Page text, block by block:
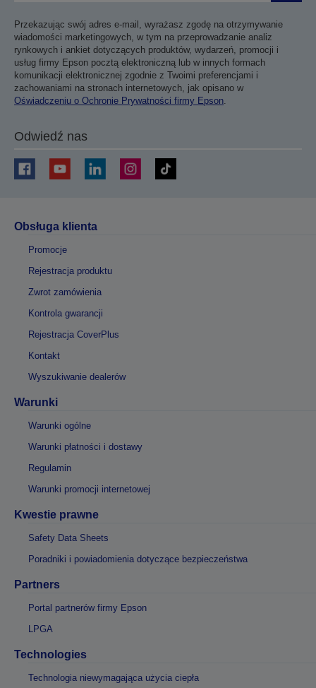
Przekazując swój adres e-mail, wyrażasz zgodę na otrzymywanie
wiadomości marketingowych, w tym na przeprowadzanie analiz
rynkowych i ankiet dotyczących produktów, wydarzeń, promocji i
usług firmy Epson pocztą elektroniczną lub w innych formach
komunikacji elektronicznej zgodnie z Twoimi preferencjami i
zachowaniami na stronach internetowych, jak opisano w
Oświadczeniu o Ochronie Prywatności firmy Epson
Odwiedź nas
Obsługa klienta
Promocje
Rejestracja produktu
Zwrot zamówienia
Kontrola gwarancji
Rejestracja CoverPlus
Kontakt
Wyszukiwanie dealerów
Warunki
Warunki ogólne
Warunki płatności i dostawy
Regulamin
Warunki promocji internetowej
Kwestie prawne
Safety Data Sheets
Poradniki i powiadomienia dotyczące bezpieczeństwa
Partners
Portal partnerów firmy Epson
LPGA
Technologies
Technologia niewymagająca użycia ciepła